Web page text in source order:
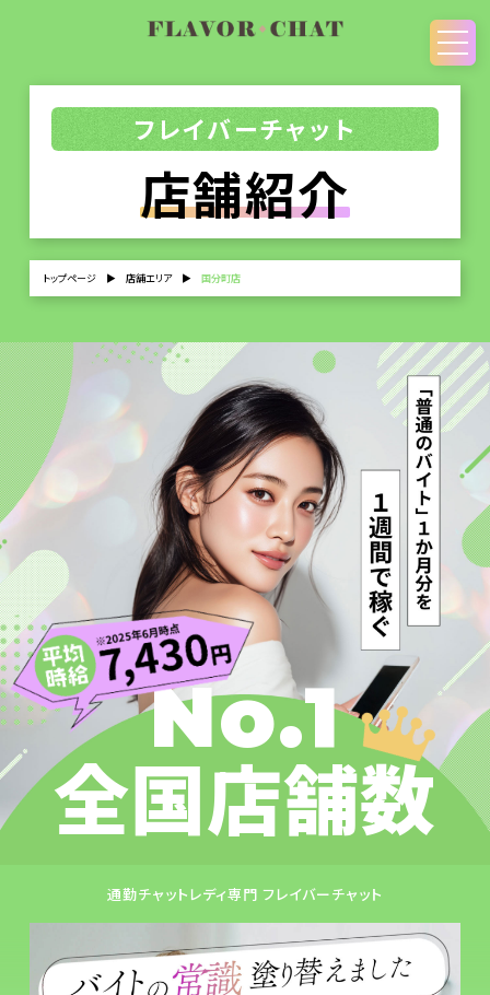
フレイバーチャット
店舗紹介
トップページ▶ 店舗エリア▶ 国分町店
No.1
全国店舗数
通勤チャットレディ専門 フレイバーチャット